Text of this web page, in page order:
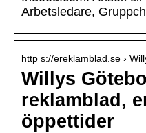
Arbetsledare,
http s://ereklamblad.se ›
Willys
reklamblad,
öppettider